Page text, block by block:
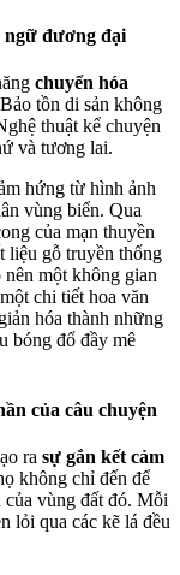
ngữ đương đại
chuyển hóa
tồn di sản không
thuật kể chuyện
và tương lai.
hứng từ hình ảnh
vùng biển. Qua
của mạn thuyền
liệu gỗ truyền thống
một không gian
chi tiết hoa văn
hóa thành những
bóng đổ đầy mê
của câu chuyện
ra sự gắn kết cảm
không chỉ đến để
của vùng đất đó. Mỗi
lỏi qua các kẽ lá đều